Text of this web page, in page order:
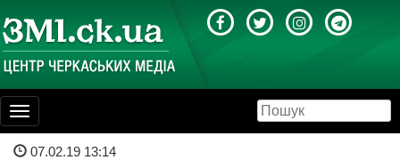
Toggle
navigation
07.02.19 13:14